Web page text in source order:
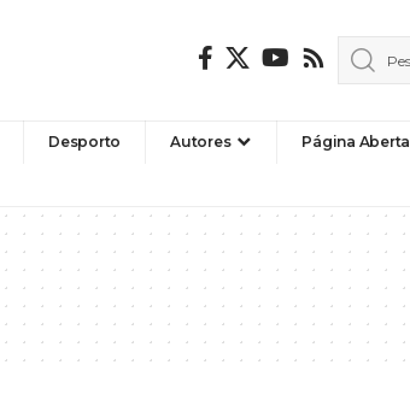
Desporto Autores Página Aberta